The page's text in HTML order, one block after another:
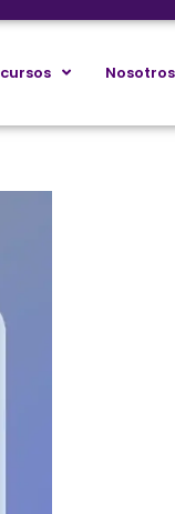
Nosotros